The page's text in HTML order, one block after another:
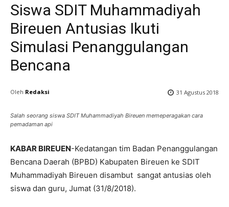
Siswa SDIT Muhammadiyah
Bireuen Antusias Ikuti
Simulasi Penanggulangan
Bencana
Oleh Redaksi 31 Agustus 2018
Salah seorang siswa SDIT Muhammadiyah Bireuen memeperagakan cara
pemadaman api
KABAR BIREUEN-Kedatangan tim Badan Penanggulangan
Bencana Daerah (BPBD) Kabupaten Bireuen ke SDIT
Muhammadiyah Bireuen disambut sangat antusias oleh
siswa dan guru, Jumat (31/8/2018).